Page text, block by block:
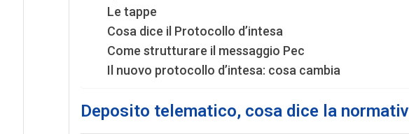
Le tappe
Cosa dice il Protocollo d’intesa
Come strutturare il messaggio Pec
Il nuovo protocollo d’intesa: cosa cambia
Deposito telematico, cosa dice la